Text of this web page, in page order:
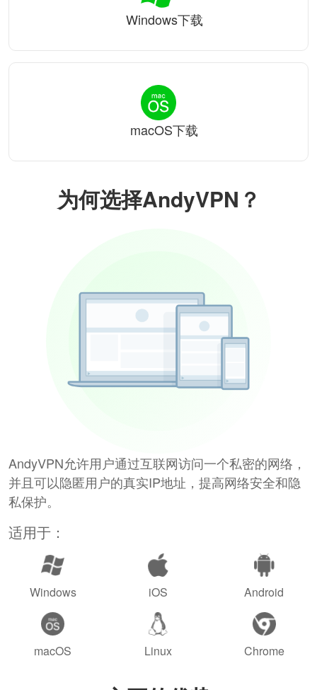
为何选择AndyVPN？
AndyVPN允许用户通过互联网访问一个私密的网络，
并且可以隐匿用户的真实IP地址，提高网络安全和隐
私保护。
适用于：
Windows iOS Android
macOS Linux Chrome
Windows下载
macOS下载